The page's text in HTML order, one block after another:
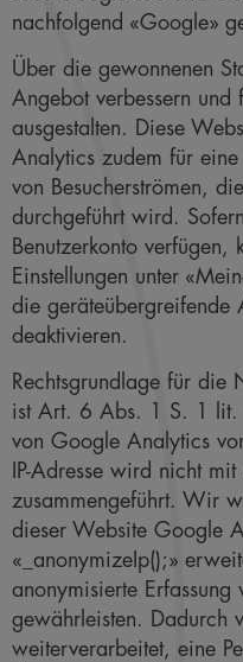
nachfolgend «Google»
Über die gewonnenen
Angebot verbessern und
ausgestalten. Diese
Analytics zudem für
von Besucherströmen,
durchgeführt wird.
Benutzerkonto
Einstellungen unter
die geräteübergreifende
deaktivieren.
Rechtsgrundlage für die
ist Art. 6 Abs. 1 S. 1 lit.
von Google Analytics
IP-Adresse wird nicht
zusammengeführt. Wir
dieser Website Google
«_anonymizeIp();»
anonymisierte Erfassung
gewährleisten. Dadurch
weiterverarbeitet, eine